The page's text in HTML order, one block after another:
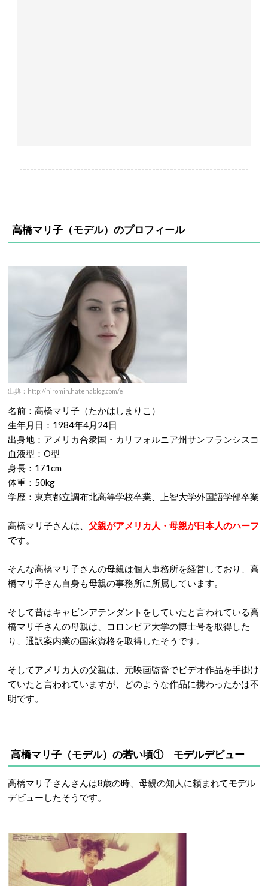
----------------------------------------------------------------
高橋マリ子（モデル）のプロフィール
出典：http://hiromin.hatenablog.com/e
名前：高橋マリ子（たかはしまりこ）
生年月日：1984年4月24日
出身地：アメリカ合衆国・カリフォルニア州サンフランシスコ
血液型：O型
身長：171cm
体重：50kg
学歴：東京都立調布北高等学校卒業、上智大学外国語学部卒業
高橋マリ子さんは、 父親がアメリカ人・母親が日本人のハーフ
です。
そんな高橋マリ子さんの母親は個人事務所を経営しており、高
橋マリ子さん自身も母親の事務所に所属しています。
そして昔はキャビンアテンダントをしていたと言われている高
橋マリ子さんの母親は、コロンビア大学の博士号を取得した
り、通訳案内業の国家資格を取得したそうです。
そしてアメリカ人の父親は、元映画監督でビデオ作品を手掛け
ていたと言われていますが、どのような作品に携わったかは不
明です。
高橋マリ子（モデル）の若い頃① モデルデビュー
高橋マリ子さんさんは8歳の時、母親の知人に頼まれてモデル
デビューしたそうです。